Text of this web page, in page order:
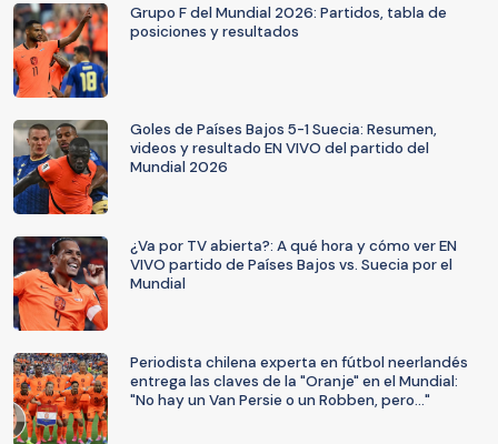
Grupo F del Mundial 2026: Partidos, tabla de
posiciones y resultados
Goles de Países Bajos 5-1 Suecia: Resumen,
videos y resultado EN VIVO del partido del
Mundial 2026
¿Va por TV abierta?: A qué hora y cómo ver EN
VIVO partido de Países Bajos vs. Suecia por el
Mundial
Periodista chilena experta en fútbol neerlandés
entrega las claves de la "Oranje" en el Mundial:
"No hay un Van Persie o un Robben, pero..."